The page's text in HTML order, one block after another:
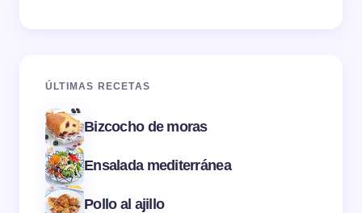
ÚLTIMAS RECETAS
Bizcocho de moras
Ensalada mediterránea
Pollo al ajillo